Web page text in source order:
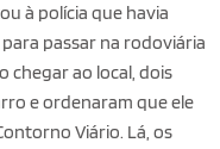
à polícia que havia
passar na rodoviária
chegar ao local, dois
e ordenaram que ele
Viário. Lá, os